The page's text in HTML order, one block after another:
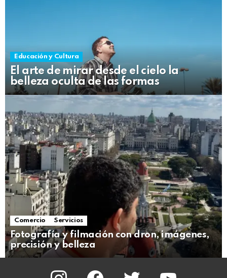
Educación y Cultura
El arte de mirar desde el cielo la
belleza oculta de las formas
Comercio Servicios
Fotografía y filmación con dron, imágenes,
precisión y belleza
instagram facebook twitter